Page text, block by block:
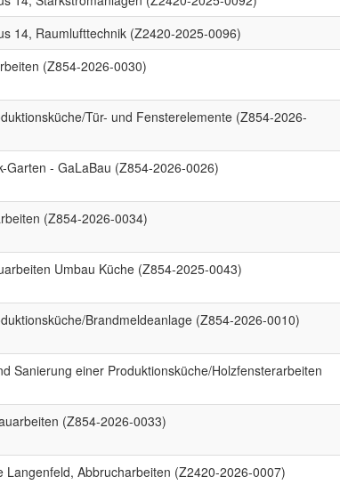
14, Raumlufttechnik (Z2420-2025-0096)
(Z854-2026-0030)
Tür- und Fensterelemente (Z854-2026-
Garten - GaLaBau (Z854-2026-0026)
(Z854-2026-0034)
Umbau Küche (Z854-2025-0043)
Brandmeldeanlage (Z854-2026-0010)
Sanierung einer Produktionsküche/Holzfensterarbeiten
(Z854-2026-0033)
Langenfeld, Abbrucharbeiten (Z2420-2026-0007)